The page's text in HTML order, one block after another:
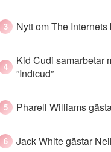
Nytt om The
Kid Cudi samarbetar
”Indicud”
Pharell Williams
Jack White gästar